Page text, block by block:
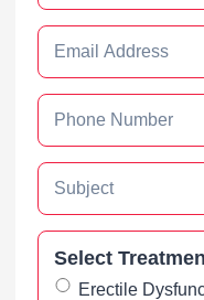
Select
Erectile